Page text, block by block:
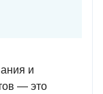
и
— это